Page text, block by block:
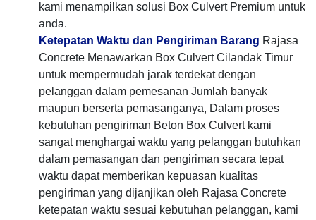
kami menampilkan solusi Box Culvert Premium untuk
anda.
Ketepatan Waktu dan Pengiriman Barang Rajasa
Concrete Menawarkan Box Culvert Cilandak Timur
untuk mempermudah jarak terdekat dengan
pelanggan dalam pemesanan Jumlah banyak
maupun berserta pemasanganya, Dalam proses
kebutuhan pengiriman Beton Box Culvert kami
sangat menghargai waktu yang pelanggan butuhkan
dalam pemasangan dan pengiriman secara tepat
waktu dapat memberikan kepuasan kualitas
pengiriman yang dijanjikan oleh Rajasa Concrete
ketepatan waktu sesuai kebutuhan pelanggan, kami